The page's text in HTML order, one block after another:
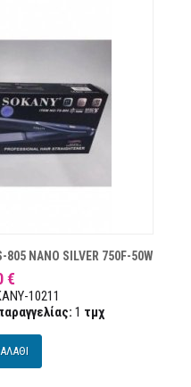
NANO SILVER 750F-50W
€
10211
1 τμχ